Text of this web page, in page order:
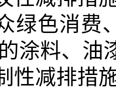
绿色消费
涂料、油
性减排措